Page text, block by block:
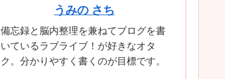
うみの さち
備忘録と脳内整理を兼ねてブログを書
いているラブライブ！が好きなオタ
ク。分かりやすく書くのが目標です。